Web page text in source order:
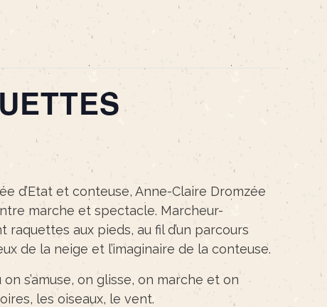
d’Etat et conteuse, Anne-Claire Dromzée
marche et spectacle. Marcheur-
aux pieds, au fil d’un parcours
de la neige et l’imaginaire de la conteuse.
s’amuse, on glisse, on marche et on
les oiseaux, le vent.